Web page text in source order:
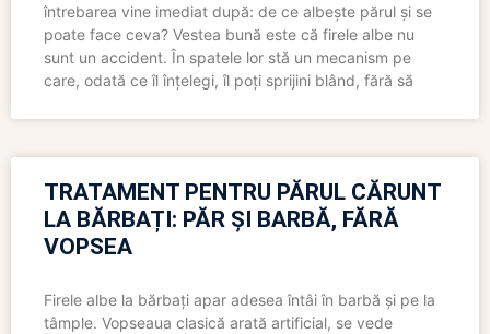
întrebarea vine imediat după: de ce albește părul și se
poate face ceva? Vestea bună este că firele albe nu
sunt un accident. În spatele lor stă un mecanism pe
care, odată ce îl înțelegi, îl poți sprijini blând, fără să
TRATAMENT PENTRU PĂRUL CĂRUNT
LA BĂRBAȚI: PĂR ȘI BARBĂ, FĂRĂ
VOPSEA
Firele albe la bărbați apar adesea întâi în barbă și pe la
tâmple. Vopseaua clasică arată artificial, se vede